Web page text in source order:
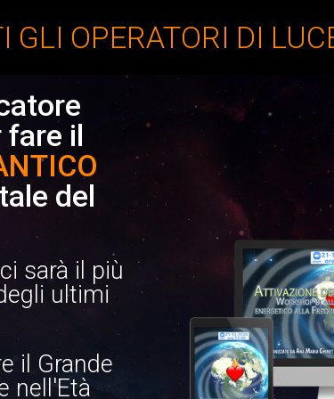
GLI OPERATORI DI
fare il
del
sarà il più
ultimi
il Grande
nell'Età